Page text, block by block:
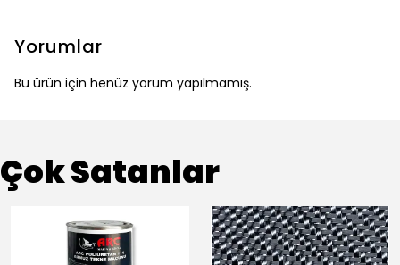
Yorumlar
Bu ürün için henüz yorum yapılmamış.
Çok Satanlar